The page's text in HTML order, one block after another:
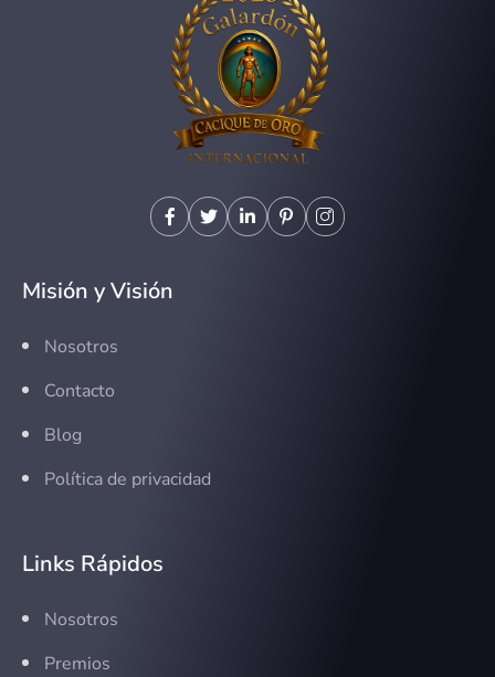
Misión y Visión
Nosotros
Contacto
Blog
Política de privacidad
Links Rápidos
Nosotros
Premios